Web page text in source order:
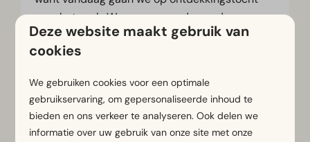
over het park. We gaan op pad voor de
avontuurlijke Yuki-speurtocht! Volg de
aanwijzingen en kijk goed om je heen om
brengen.
🪩Donderdag | Swingen in de Kinderdisco
Voetjes van de vloer! Van 10:00 tot 11:00 uur is
Deze website maakt gebruik van
cookies
We gebruiken cookies voor een optimale
gebruikservaring, om gepersonaliseerde inhoud te
bieden en ons verkeer te analyseren. Ook delen we
informatie over uw gebruik van onze site met onze